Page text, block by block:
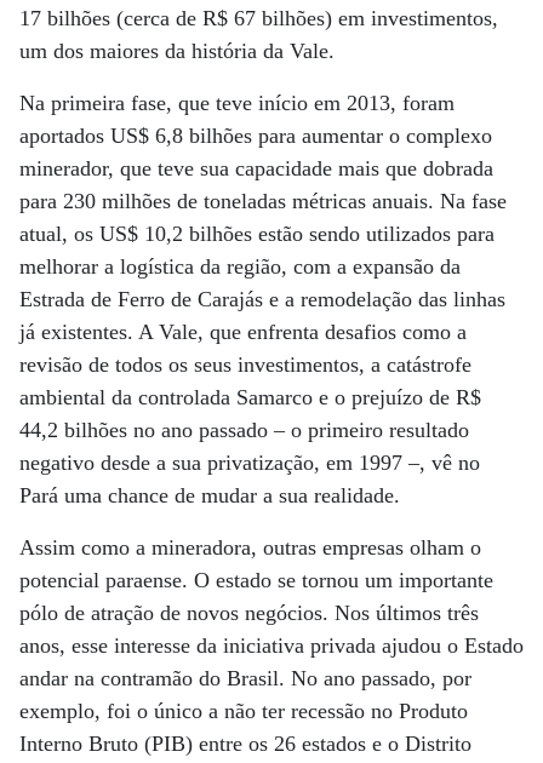
17 bilhões (cerca de R$ 67 bilhões) em investimentos,
um dos maiores da história da Vale.
Na primeira fase, que teve início em 2013, foram
aportados US$ 6,8 bilhões para aumentar o complexo
minerador, que teve sua capacidade mais que dobrada
para 230 milhões de toneladas métricas anuais. Na fase
atual, os US$ 10,2 bilhões estão sendo utilizados para
melhorar a logística da região, com a expansão da
Estrada de Ferro de Carajás e a remodelação das linhas
já existentes. A Vale, que enfrenta desafios como a
revisão de todos os seus investimentos, a catástrofe
ambiental da controlada Samarco e o prejuízo de R$
44,2 bilhões no ano passado – o primeiro resultado
negativo desde a sua privatização, em 1997 –, vê no
Pará uma chance de mudar a sua realidade.
Assim como a mineradora, outras empresas olham o
potencial paraense. O estado se tornou um importante
pólo de atração de novos negócios. Nos últimos três
anos, esse interesse da iniciativa privada ajudou o Estado
andar na contramão do Brasil. No ano passado, por
exemplo, foi o único a não ter recessão no Produto
Interno Bruto (PIB) entre os 26 estados e o Distrito